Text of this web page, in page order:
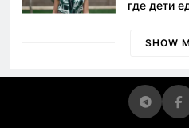
где дети
просить
SHOW